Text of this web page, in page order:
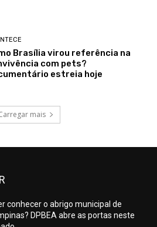
Brasília virou referência na
com pets?
estreia hoje
mais
conhecer o abrigo municipal de
DPBEA abre as portas neste